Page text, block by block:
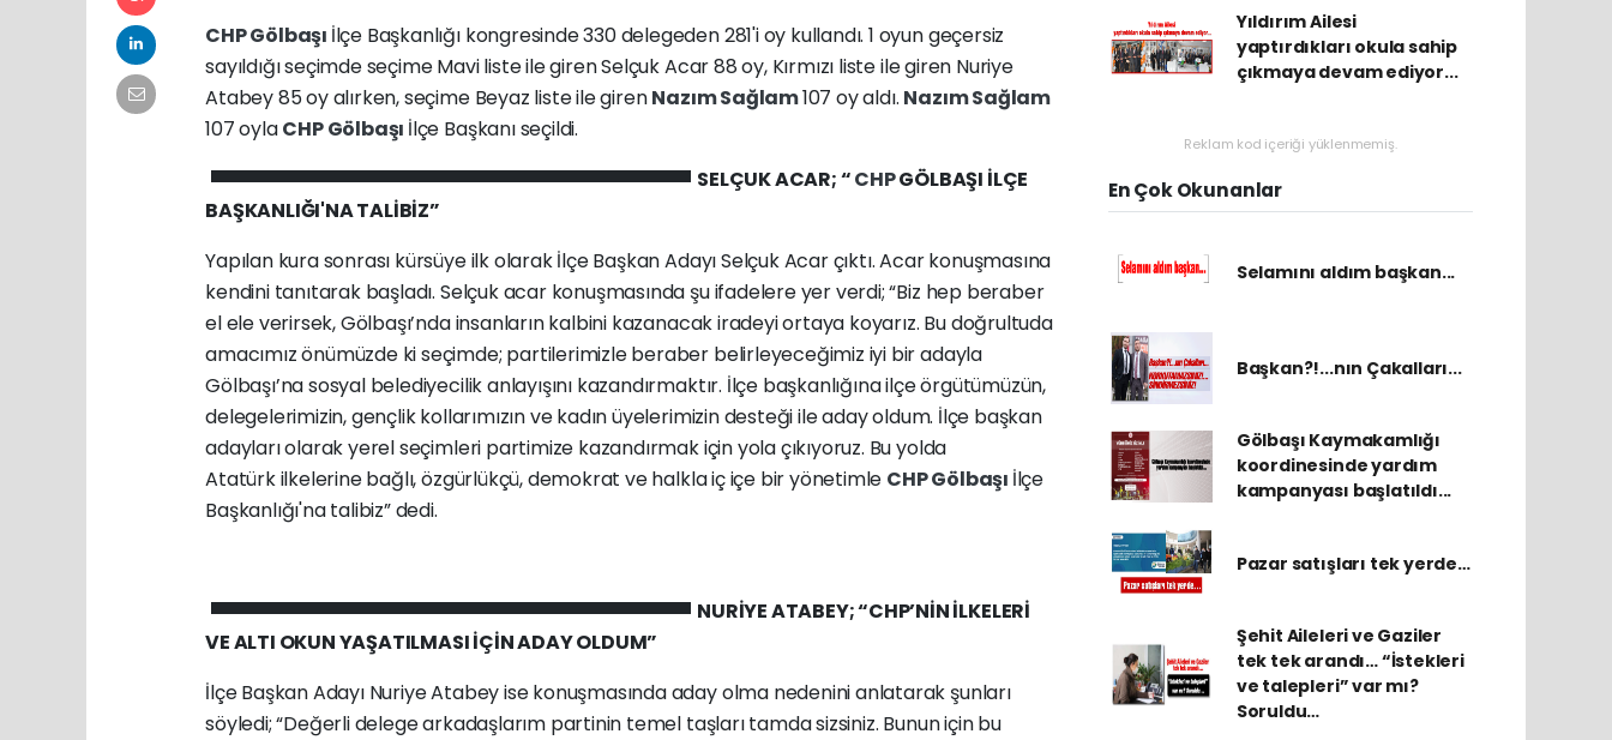
CHPGölbaşı İlçe Başkanlığı kongresinde 330 delegeden 281'i oy kullandı. 1 oyun geçersiz
sayıldığı seçimde seçime Mavi liste ile giren Selçuk Acar 88 oy, Kırmızı liste ile giren Nuriye
Atabey 85 oy alırken, seçime Beyaz liste ile girenNazım Sağlam107 oy aldı. Nazım Sağlam
107 oylaCHPGölbaşı İlçe Başkanı seçildi.
SELÇUK ACAR; “CHPGÖLBAŞI İLÇE
BAŞKANLIĞI'NA TALİBİZ”
Yapılan kura sonrası kürsüye ilk olarak İlçe Başkan Adayı Selçuk Acar çıktı. Acar konuşmasına
kendini tanıtarak başladı. Selçuk acar konuşmasında şu ifadelere yer verdi; “Biz hep beraber
el ele verirsek, Gölbaşı’nda insanların kalbini kazanacak iradeyi ortaya koyarız. Bu doğrultuda
amacımız önümüzde ki seçimde; partilerimizle beraber belirleyeceğimiz iyi bir adayla
Gölbaşı’na sosyal belediyecilik anlayışını kazandırmaktır. İlçe başkanlığına ilçe örgütümüzün,
delegelerimizin, gençlik kollarımızın ve kadın üyelerimizin desteği ile aday oldum. İlçe başkan
adayları olarak yerel seçimleri partimize kazandırmak için yola çıkıyoruz. Bu yolda
Atatürk ilkelerine bağlı, özgürlükçü, demokrat ve halkla iç içe bir yönetimle CHPGölbaşı İlçe
Başkanlığı'na talibiz” dedi.
NURİYE ATABEY; “CHP’NİN İLKELERİ
VE ALTI OKUN YAŞATILMASI İÇİN ADAY OLDUM”
İlçe Başkan Adayı Nuriye Atabey ise konuşmasında aday olma nedenini anlatarak şunları
söyledi; “Değerli delege arkadaşlarım partinin temel taşları tamda sizsiniz. Bunun için bu
Yıldırım Ailesi
yaptırdıkları okula sahip
çıkmaya devam ediyor...
Reklam kod içeriği yüklenmemiş.
En Çok Okunanlar
Selamını aldım başkan...
Başkan?!...nın Çakalları...
Gölbaşı Kaymakamlığı
koordinesinde yardım
kampanyası başlatıldı...
Pazar satışları tek yerde…
Şehit Aileleri ve Gaziler
tek tek arandı… “İstekleri
ve talepleri” var mı?
Soruldu…